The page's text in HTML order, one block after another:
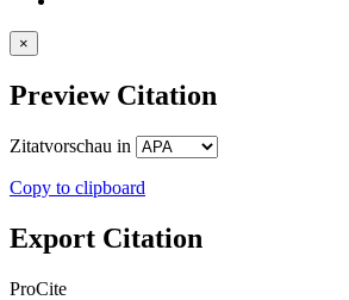
×
Preview Citation
Zitatvorschau in
Copy to clipboard
Export Citation
ProCite